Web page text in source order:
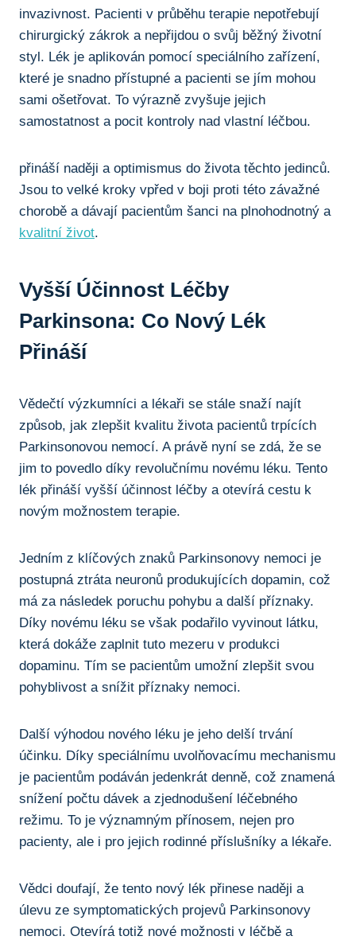
invazivnost. ‍Pacienti v průběhu terapie nepotřebují
chirurgický zákrok a nepřijdou‌ o svůj běžný životní
styl. Lék je aplikován pomocí speciálního zařízení, ​
které ​je snadno⁤ přístupné a pacienti se ⁤jím mohou
sami ošetřovat. ‍To výrazně zvyšuje jejich
samostatnost a​ pocit kontroly nad vlastní léčbou.
přináší naději a⁣ optimismus do života těchto jedinců.
Jsou to‌ velké kroky vpřed ⁤v boji proti této závažné
chorobě⁣ a dávají pacientům⁣ šanci na‌ plnohodnotný a
kvalitní život.
Vyšší Účinnost Léčby
Parkinsona: Co‌ Nový Lék
Přináší
Vědečtí výzkumníci a lékaři se stále snaží⁢ najít
způsob, jak zlepšit kvalitu života ⁤pacientů trpících
Parkinsonovou nemocí. ⁢A právě nyní se zdá,⁣ že se⁢
jim to povedlo⁣ díky revolučnímu novému‍ léku. Tento
lék přináší⁣ vyšší účinnost léčby a ⁣otevírá cestu k
novým⁢ možnostem terapie.
Jedním z klíčových znaků Parkinsonovy nemoci je
postupná ztráta neuronů produkujících dopamin, což
‌má za následek poruchu pohybu a další příznaky.
Díky​ novému léku se však⁤ podařilo vyvinout látku,⁢
která ‍dokáže zaplnit tuto mezeru v produkci
dopaminu. Tím se pacientům ⁣umožní zlepšit svou
pohyblivost a snížit⁣ příznaky nemoci.
Další výhodou nového léku je jeho delší⁣ trvání
účinku. Díky speciálnímu uvolňovacímu mechanismu
je pacientům podáván jedenkrát ⁣denně, což znamená
snížení počtu dávek a‌ zjednodušení léčebného
režimu. To je​ významným přínosem,‌ nejen pro
pacienty, ale i pro‌ jejich rodinné příslušníky a lékaře.
Vědci⁤ doufají, že tento nový lék přinese naději a
úlevu ze symptomatických projevů Parkinsonovy
nemoci.⁣ Otevírá totiž nové​ možnosti v léčbě a